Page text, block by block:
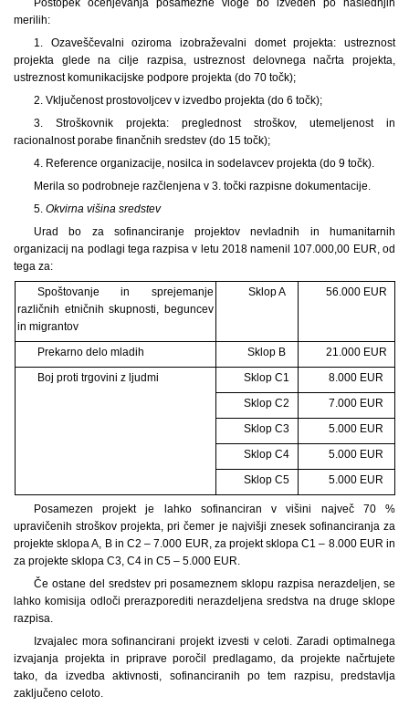
Postopek ocenjevanja posamezne vloge bo izveden po naslednjih
merilih:
1. Ozaveščevalni oziroma izobraževalni domet projekta: ustreznost
projekta glede na cilje razpisa, ustreznost delovnega načrta projekta,
ustreznost komunikacijske podpore projekta (do 70 točk);
2. Vključenost prostovoljcev v izvedbo projekta (do 6 točk);
3. Stroškovnik projekta: preglednost stroškov, utemeljenost in
racionalnost porabe finančnih sredstev (do 15 točk);
4. Reference organizacije, nosilca in sodelavcev projekta (do 9 točk).
Merila so podrobneje razčlenjena v 3. točki razpisne dokumentacije.
5. Okvirna višina sredstev
Urad bo za sofinanciranje projektov nevladnih in humanitarnih
organizacij na podlagi tega razpisa v letu 2018 namenil 107.000,00 EUR, od
tega za:
Spoštovanje in sprejemanje
različnih etničnih skupnosti, beguncev
in migrantov
Sklop A 56.000 EUR
Prekarno delo mladih Sklop B
21.000 EUR
Boj proti trgovini z ljudmi
Sklop C1
8.000 EUR
Sklop C2
7.000 EUR
Sklop C3
5.000 EUR
Sklop C4
5.000 EUR
Sklop C5
5.000 EUR
Posamezen projekt je lahko sofinanciran v višini največ 70 %
upravičenih stroškov projekta, pri čemer je najvišji znesek sofinanciranja za
projekte sklopa A, B in C2 – 7.000 EUR, za projekt sklopa C1 – 8.000 EUR in
za projekte sklopa C3, C4 in C5 – 5.000 EUR.
Če ostane del sredstev pri posameznem sklopu razpisa nerazdeljen, se
lahko komisija odloči prerazporediti nerazdeljena sredstva na druge sklope
razpisa.
Izvajalec mora sofinancirani projekt izvesti v celoti. Zaradi optimalnega
izvajanja projekta in priprave poročil predlagamo, da projekte načrtujete
tako, da izvedba aktivnosti, sofinanciranih po tem razpisu, predstavlja
zaključeno celoto.